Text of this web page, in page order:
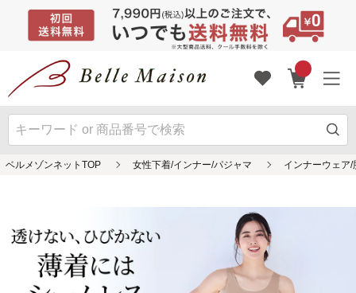
ベルメゾンネットTOP 女性下着/インナー/パジャマ インナーウェア/